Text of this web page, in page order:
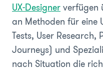
UX-Designerverfügen
an Methoden für eine
Tests, User
Journeys) und
nach Situation die